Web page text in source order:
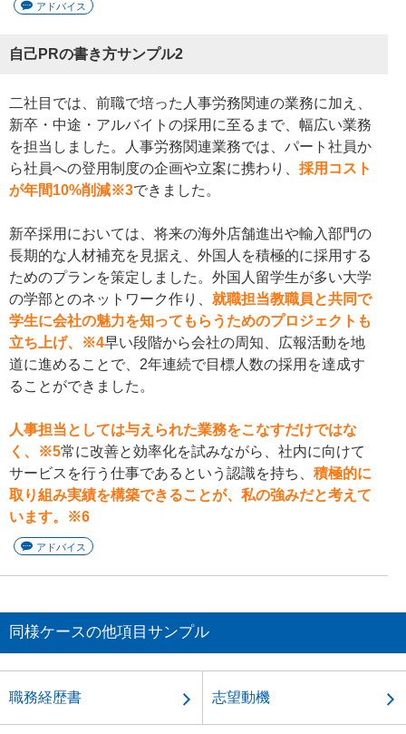
アドバイス
自己PRの書き方サンプル2
二社目では、前職で培った人事労務関連の業務に加え、
新卒・中途・アルバイトの採用に至るまで、幅広い業務
を担当しました。人事労務関連業務では、パート社員か
ら社員への登用制度の企画や立案に携わり、 採用コスト
が年間10%削減※3できました。
新卒採用においては、将来の海外店舗進出や輸入部門の
長期的な人材補充を見据え、外国人を積極的に採用する
ためのプランを策定しました。外国人留学生が多い大学
の学部とのネットワーク作り、 就職担当教職員と共同で
学生に会社の魅力を知ってもらうためのプロジェクトも
立ち上げ、※4早い段階から会社の周知、広報活動を地
道に進めることで、2年連続で目標人数の採用を達成す
ることができました。
人事担当としては与えられた業務をこなすだけではな
く、※5常に改善と効率化を試みながら、社内に向けて
サービスを行う仕事であるという認識を持ち、 積極的に
取り組み実績を構築できることが、私の強みだと考えて
います。※6
アドバイス
同様ケースの他項目サンプル
職務経歴書 志望動機